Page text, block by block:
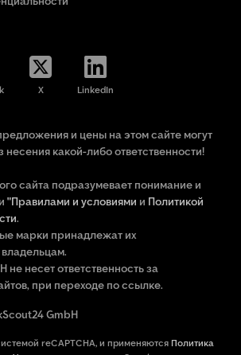
X LinkedIn
и цены на этом сайте могут
какой-либо ответственности!
сайта подразумевает понимание и
"Правилами и условиями и Политикой
.
марки принадлежат их
не несет ответственность за
при переходе по ссылке.
GmbH
reCAPTCHA, и применяются Политика